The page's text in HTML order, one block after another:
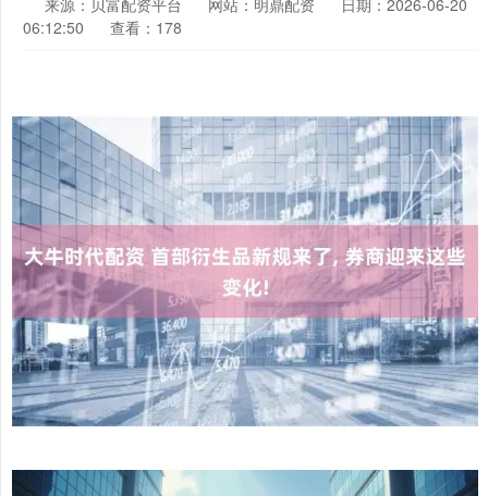
来源：贝富配资平台 网站：明鼎配资
日期：2026-06-20
06:12:50
查看：178